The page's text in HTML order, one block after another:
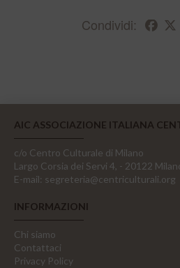
Condividi:
AIC ASSOCIAZIONE ITALIANA
c/o Centro Culturale di Milano
Largo Corsia dei Servi 4, - 20122
E-mail: segreteria@centriculturali.org
INFORMAZIONI
Chi siamo
Contattaci
Privacy Policy